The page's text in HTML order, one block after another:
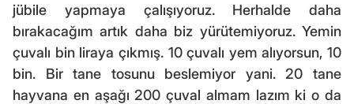
jübile yapmaya çalışıyoruz. Herhalde daha
bırakacağım artık daha biz yürütemiyoruz. Yemin
çuvalı bin liraya çıkmış. 10 çuvalı yem alıyorsun, 10
bin. Bir tane tosunu beslemiyor yani. 20 tane
hayvana en aşağı 200 çuval almam lazım ki o da